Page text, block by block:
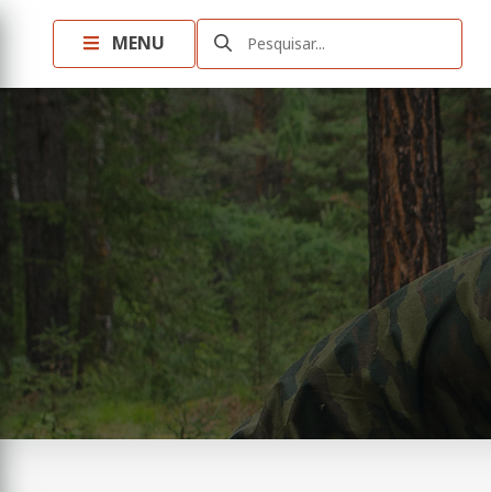
MENU Pesquisar...